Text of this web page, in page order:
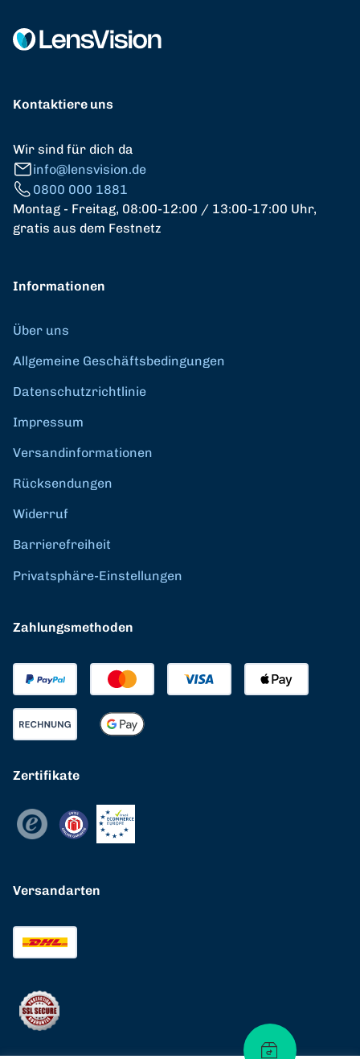
Kontaktiere uns
Wir sind für dich da
info@lensvision.de
0800 000 1881
Montag - Freitag, 08:00-12:00 / 13:00-17:00 Uhr,
gratis aus dem Festnetz
Informationen
Über uns
Allgemeine Geschäftsbedingungen
Datenschutzrichtlinie
Impressum
Versandinformationen
Rücksendungen
Widerruf
Barrierefreiheit
Privatsphäre-Einstellungen
Zahlungsmethoden
Zertifikate
Versandarten